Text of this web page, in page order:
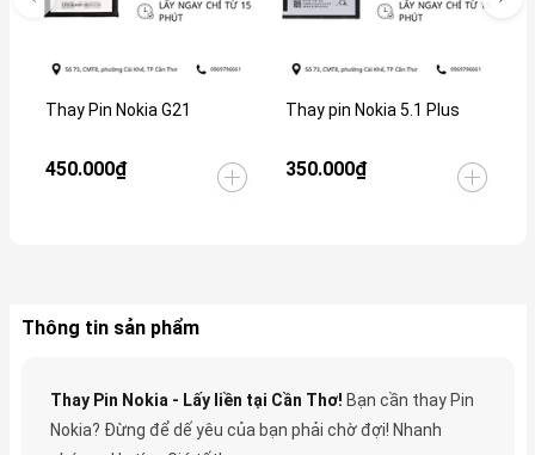
Thay Pin Nokia G21
450.000₫
Thay pin Nokia 5.1 Plus
350.000₫
Thông tin sản phẩm
Thay Pin Nokia - Lấy liền tại Cần Thơ! Bạn cần thay Pin
Nokia? Đừng để dế yêu của bạn phải chờ đợi! Nhanh